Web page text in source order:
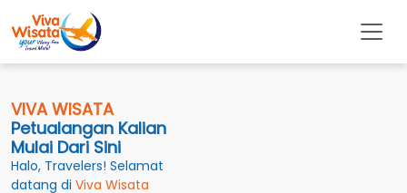
VIVA WISATA
Petualangan Kalian
Mulai Dari Sini
Halo, Travelers! Selamat
datang di Viva Wisata